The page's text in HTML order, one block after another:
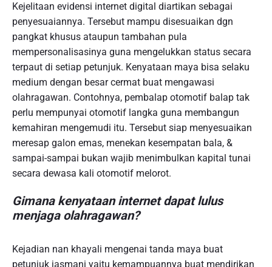
Kejelitaan evidensi internet digital diartikan sebagai
penyesuaiannya. Tersebut mampu disesuaikan dgn
pangkat khusus ataupun tambahan pula
mempersonalisasinya guna mengelukkan status secara
terpaut di setiap petunjuk. Kenyataan maya bisa selaku
medium dengan besar cermat buat mengawasi
olahragawan. Contohnya, pembalap otomotif balap tak
perlu mempunyai otomotif langka guna membangun
kemahiran mengemudi itu. Tersebut siap menyesuaikan
meresap galon emas, menekan kesempatan bala, &
sampai-sampai bukan wajib menimbulkan kapital tunai
secara dewasa kali otomotif melorot.
Gimana kenyataan internet dapat lulus
menjaga olahragawan?
Kejadian nan khayali mengenai tanda maya buat
petunjuk jasmani yaitu kemampuannya buat mendirikan